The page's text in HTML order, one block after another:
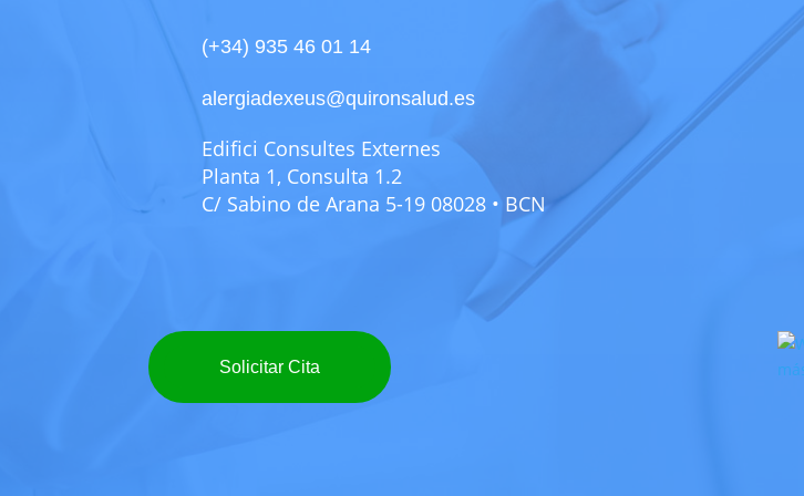
(+34) 935 46 01 14
alergiadexeus@quironsalud.es
Edifici Consultes Externes
Planta 1, Consulta 1.2
C/ Sabino de Arana 5-19 08028 • BCN
Solicitar Cita